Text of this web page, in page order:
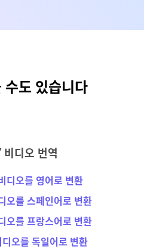
수도 있습니다
디오 번역
디오를 영어로 변환
오를 스페인어로 변환
오를 프랑스어로 변환
오를 독일어로 변환